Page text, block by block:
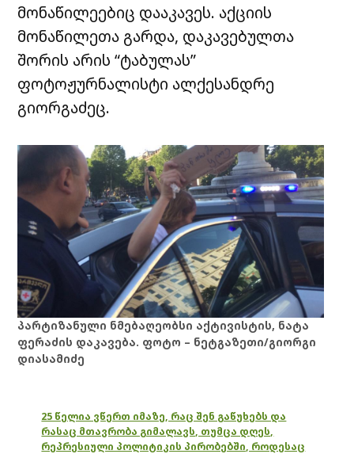
მონაწილეებიც დააკავეს. აქციის
მონაწილეთა გარდა, დაკავებულთა
შორის არის “ტაბულას”
ფოტოჟურნალისტი ალქესანდრე
გიორგაძეც.
პარტიზანული ნმებაღეობსი აქტივისტის, ნატა
ფერაძის დაკავება. ფოტო – ნეტგაზეთი/გიორგი
დიასამიძე
25 წელია ვწერთ იმაზე, რაც შენ გაწუხებს და
რასაც მთავრობა გიმალავს, თუმცა დღეს,
რეპრესიული პოლიტიკის პირობებში, როდესაც